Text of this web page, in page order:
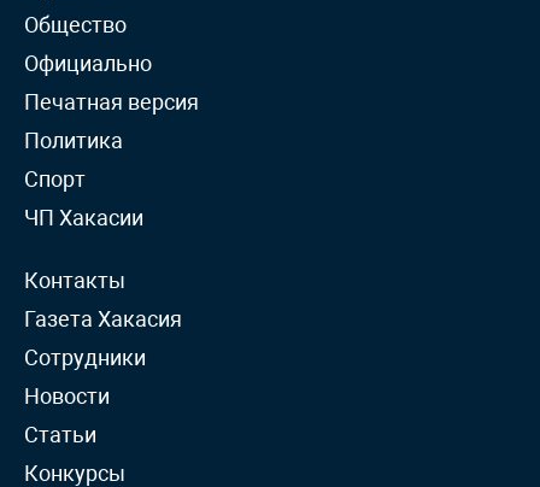
Общество
Официально
Печатная версия
Политика
Спорт
ЧП Хакасии
Контакты
Газета Хакасия
Сотрудники
Новости
Статьи
Конкурсы